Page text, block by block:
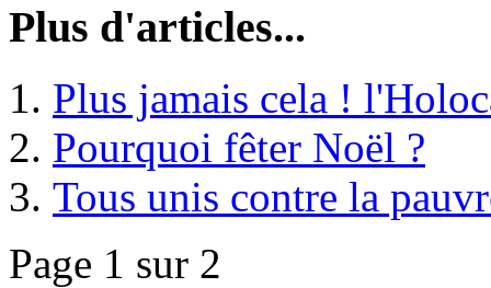
Plus d'articles...
Plus jamais cela !
Pourquoi fêter Noël ?
Tous unis contre la
Page 1 sur 2